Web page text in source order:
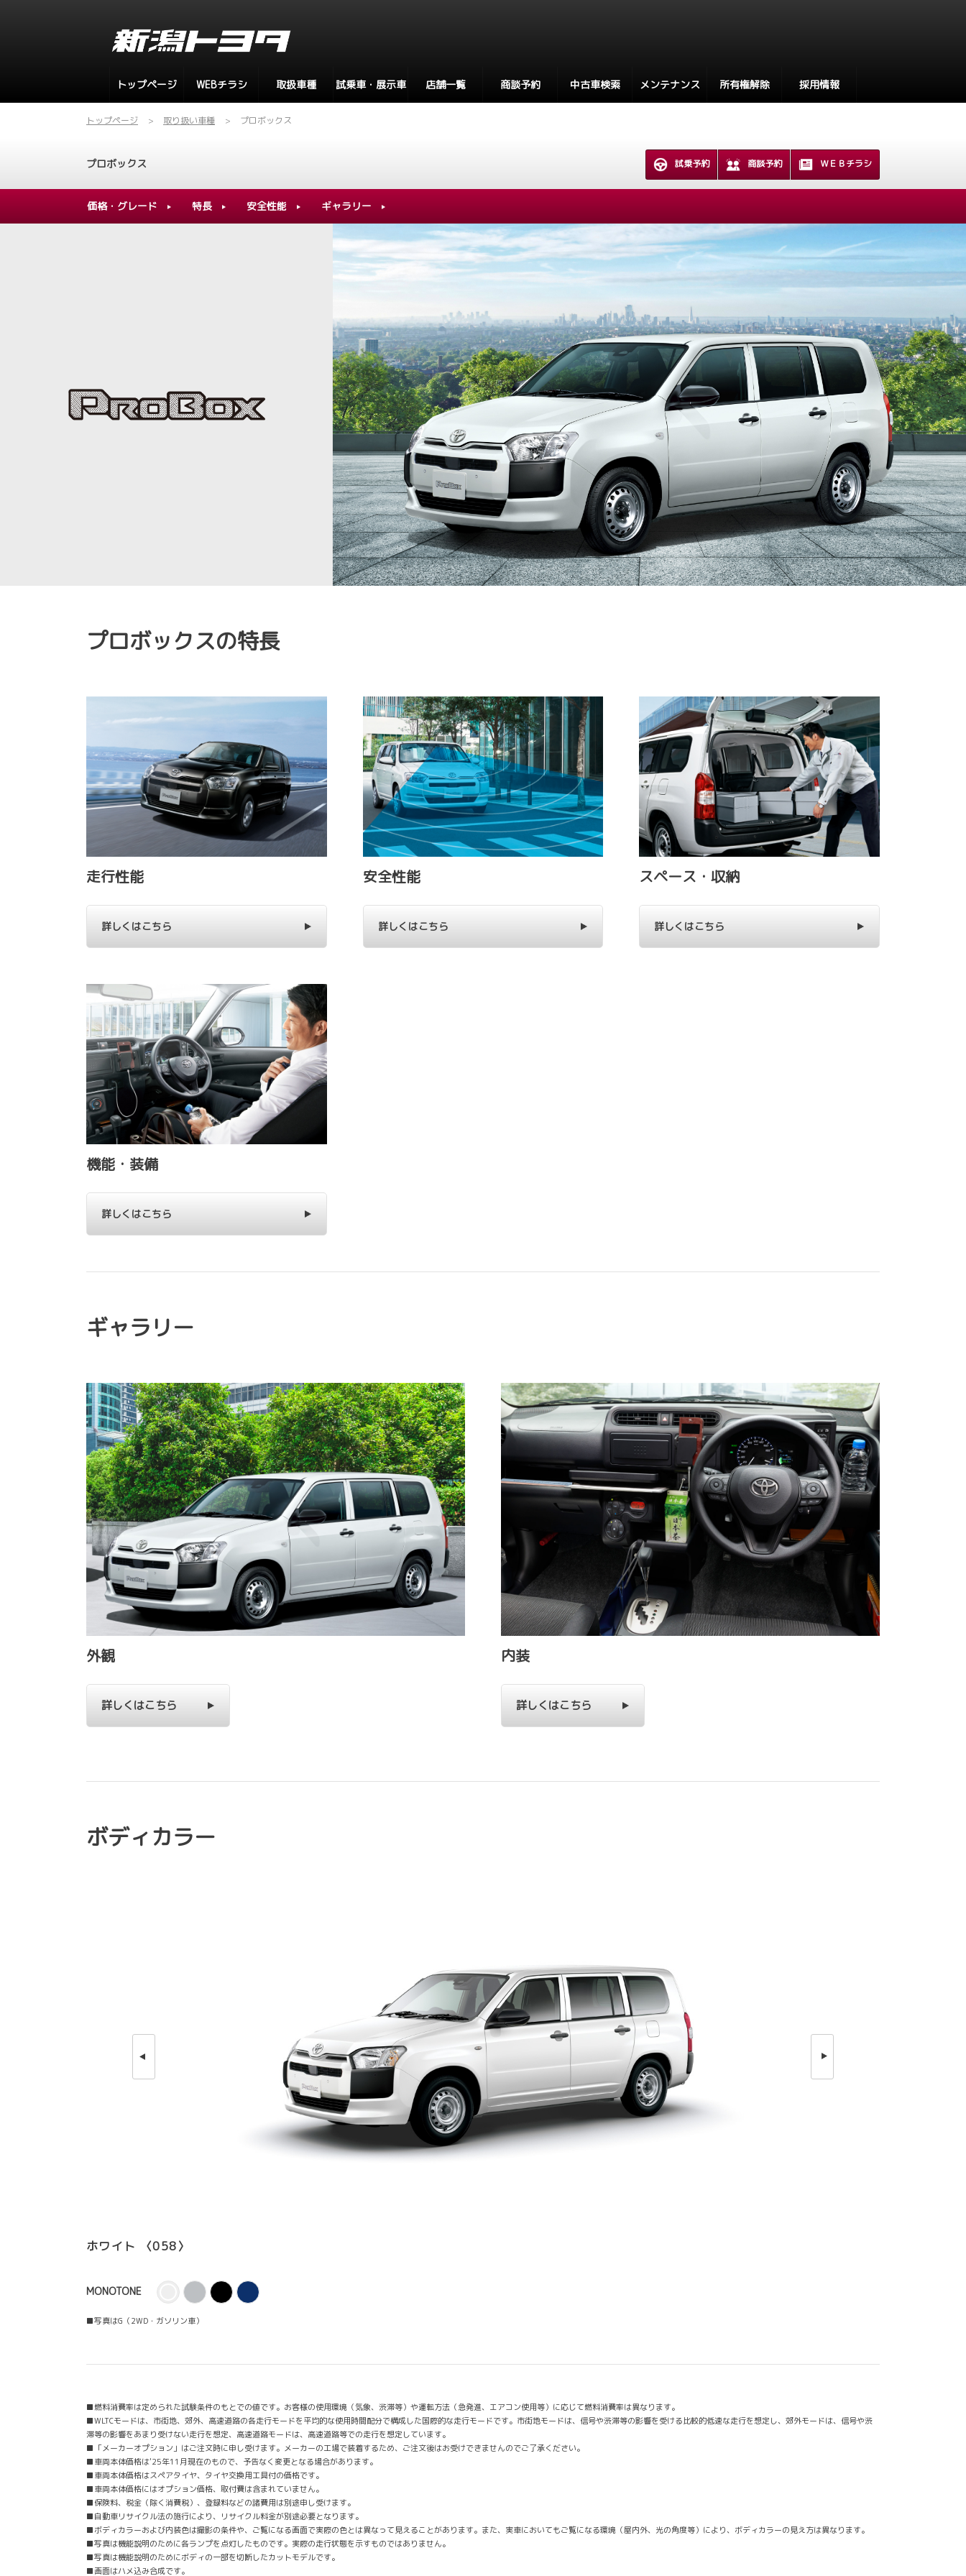
トップページ WEBチラシ 取扱車種 試乗車・展示車 店舗一覧 商談予約 中古車検索 メンテナンス 所有権解除 採用情報
トップページ 取り扱い車種 プロボックス
プロボックス 試乗予約 商談予約 ＷＥＢチラシ
価格・グレード 特長 安全性能 ギャラリー
プロボックスの特長
走行性能
詳しくはこちら
安全性能
詳しくはこちら
スペース・収納
詳しくはこちら
機能・装備
詳しくはこちら
ギャラリー
外観
詳しくはこちら
内装
詳しくはこちら
ボディカラー
ホワイト 〈058〉
MONOTONE
■写真はG（2WD・ガソリン車）
■燃料消費率は定められた試験条件のもとでの値です。お客様の使用環境（気象、渋滞等）や運転方法（急発進、エアコン使用等）に応じて燃料消費率は異なります。
■WLTCモードは、市街地、郊外、高速道路の各走行モードを平均的な使用時間配分で構成した国際的な走行モードです。市街地モードは、信号や渋滞等の影響を受ける比較的低速な走行を想定し、郊外モードは、信号や渋
滞等の影響をあまり受けない走行を想定、高速道路モードは、高速道路等での走行を想定しています。
■「メーカーオプション」はご注文時に申し受けます。メーカーの工場で装着するため、ご注文後はお受けできませんのでご了承ください。
■車両本体価格は'25年11月現在のもので、予告なく変更となる場合があります。
■車両本体価格はスペアタイヤ、タイヤ交換用工具付の価格です。
■車両本体価格にはオプション価格、取付費は含まれていません。
■保険料、税金（除く消費税）、登録料などの諸費用は別途申し受けます。
■自動車リサイクル法の施行により、リサイクル料金が別途必要となります。
■ボディカラーおよび内装色は撮影の条件や、ご覧になる画面で実際の色とは異なって見えることがあります。また、実車においてもご覧になる環境（屋内外、光の角度等）により、ボディカラーの見え方は異なります。
■写真は機能説明のために各ランプを点灯したものです。実際の走行状態を示すものではありません。
■写真は機能説明のためにボディの一部を切断したカットモデルです。
■画面はハメ込み合成です。